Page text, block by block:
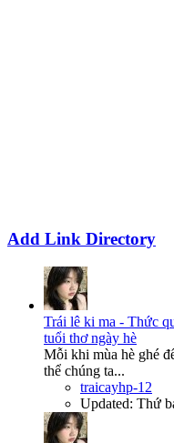
Add Link Directory
Trái lê ki ma - Thức
tuổi thơ ngày hè
Mỗi khi mùa hè ghé
thể chúng ta...
traicayhp-12
Updated: Thứ